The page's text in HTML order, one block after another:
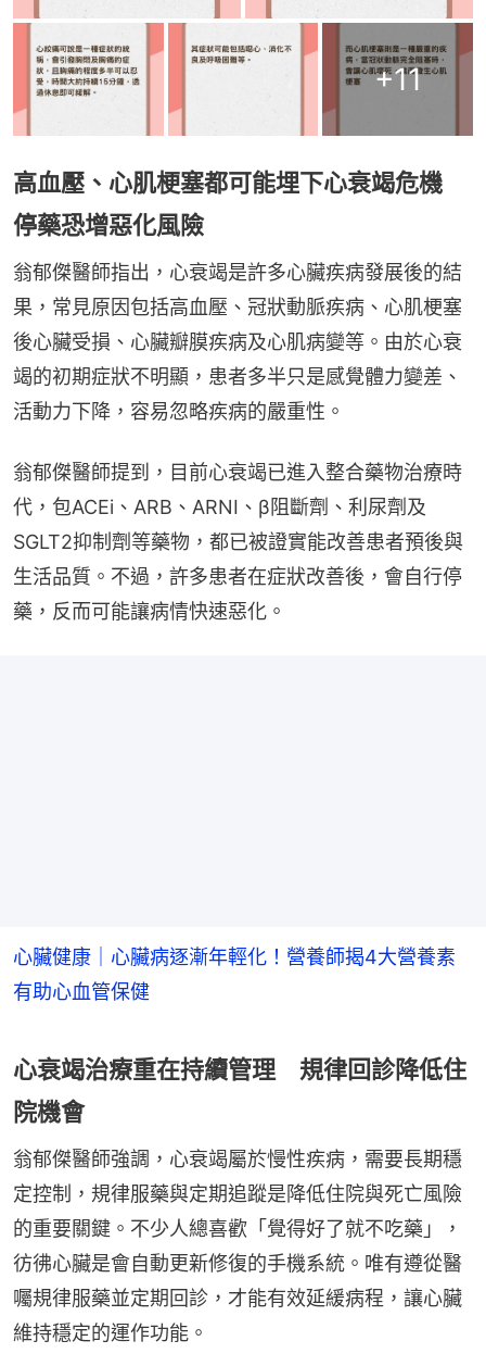
+11
高血壓、心肌梗塞都可能埋下心衰竭危機
停藥恐增惡化風險
翁郁傑醫師指出，心衰竭是許多心臟疾病發展後的結
果，常見原因包括高血壓、冠狀動脈疾病、心肌梗塞
後心臟受損、心臟瓣膜疾病及心肌病變等。由於心衰
竭的初期症狀不明顯，患者多半只是感覺體力變差、
活動力下降，容易忽略疾病的嚴重性。
翁郁傑醫師提到，目前心衰竭已進入整合藥物治療時
代，包ACEi、ARB、ARNI、β阻斷劑、利尿劑及
SGLT2抑制劑等藥物，都已被證實能改善患者預後與
生活品質。不過，許多患者在症狀改善後，會自行停
藥，反而可能讓病情快速惡化。
心臟健康｜心臟病逐漸年輕化！營養師揭4大營養素
有助心血管保健
心衰竭治療重在持續管理 規律回診降低住
院機會
翁郁傑醫師強調，心衰竭屬於慢性疾病，需要長期穩
定控制，規律服藥與定期追蹤是降低住院與死亡風險
的重要關鍵。不少人總喜歡「覺得好了就不吃藥」，
彷彿心臟是會自動更新修復的手機系統。唯有遵從醫
囑規律服藥並定期回診，才能有效延緩病程，讓心臟
維持穩定的運作功能。